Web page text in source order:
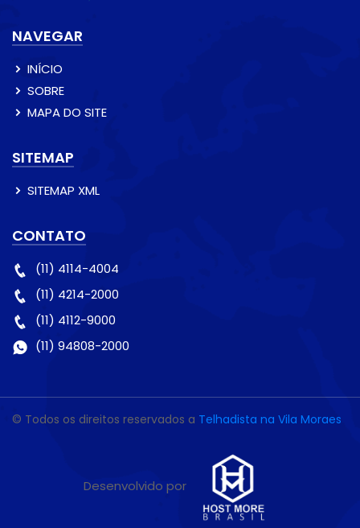
NAVEGAR
INÍCIO
SOBRE
MAPA DO SITE
SITEMAP
SITEMAP XML
CONTATO
(11) 4114-4004
(11) 4214-2000
(11) 4112-9000
(11) 94808-2000
© Todos os direitos reservados a Telhadista na Vila Moraes
Desenvolvido por